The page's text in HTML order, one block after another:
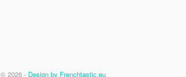
© 2026 - Design by Frenchtastic.eu